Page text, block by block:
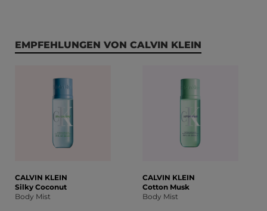
Produktgalerie überspringen
EMPFEHLUNGEN VON CALVIN KLEIN
CALVIN KLEIN
Silky Coconut
Body Mist
CALVIN KLEIN
Cotton Musk
Body Mist